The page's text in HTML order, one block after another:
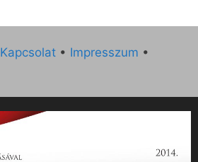
Kapcsolat • Impresszum •